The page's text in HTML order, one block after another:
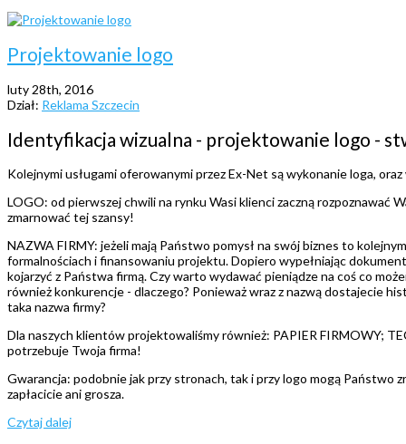
Projektowanie logo
luty 28th, 2016
Dział: Reklama Szczecin
Identyfikacja wizualna - projektowanie logo -
Kolejnymi usługami oferowanymi przez Ex-Net są wykonanie loga,
LOGO: od pierwszej chwili na rynku Wasi klienci zaczną rozpoznawać
zmarnować tej szansy!
NAZWA FIRMY: jeżeli mają Państwo pomysł na swój biznes to
formalnościach i finansowaniu projektu. Dopiero wypełniając
kojarzyć z Państwa firmą. Czy warto wydawać pieniądze na coś co
również konkurencje - dlaczego? Ponieważ wraz z nazwą dostajecie
taka nazwa firmy?
Dla naszych klientów projektowaliśmy również: PAPIER FIRMOWY;
potrzebuje Twoja firma!
Gwarancja: podobnie jak przy stronach, tak i przy logo mogą
zapłacicie ani grosza.
Czytaj dalej